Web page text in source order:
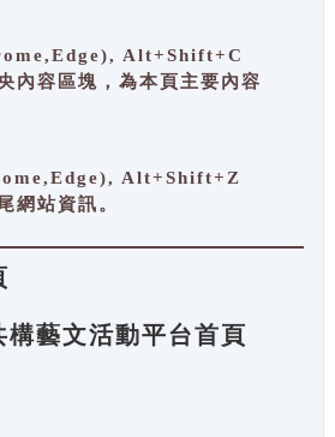
Alt+Shift+C
容區塊，為本頁主要內容
Alt+Shift+Z
站資訊。
藝文活動平台首頁